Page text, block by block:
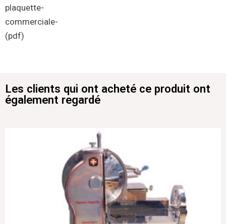
plaquette-
commerciale-
(pdf)
Les clients qui ont acheté ce produit ont
également regardé